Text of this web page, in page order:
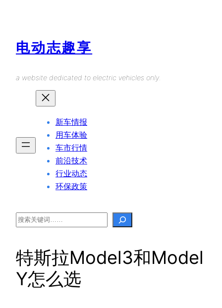
电动志趣享
a website dedicated to electric vehicles only.
新车情报
用车体验
车市行情
前沿技术
行业动态
环保政策
Search
特斯拉Model3和Model
Y怎么选